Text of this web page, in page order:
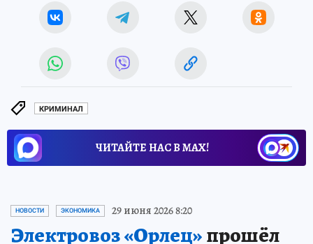
КРИМИНАЛ
ЧИТАЙТЕ НАС В МАХ!
НОВОСТИ ЭКОНОМИКА 29 июня 2026 8:20
Электровоз «Орлец»прошёл